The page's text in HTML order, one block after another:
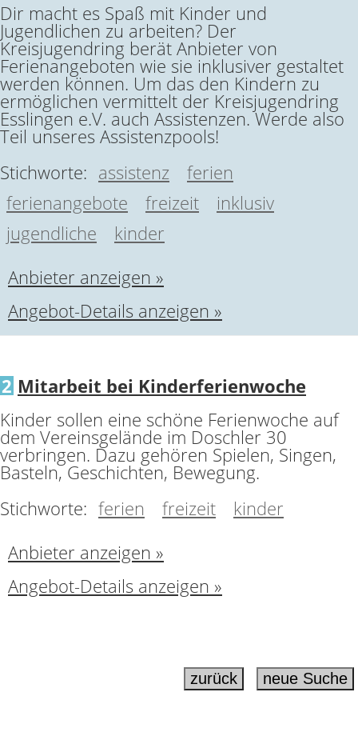
Dir macht es Spaß mit Kinder und
Jugendlichen zu arbeiten? Der
Kreisjugendring berät Anbieter von
Ferienangeboten wie sie inklusiver gestaltet
werden können. Um das den Kindern zu
ermöglichen vermittelt der Kreisjugendring
Esslingen e.V. auch Assistenzen. Werde also
Teil unseres Assistenzpools!
Stichworte: assistenz
ferien
ferienangebote
freizeit
inklusiv
jugendliche
kinder
Anbieter anzeigen »
Angebot-Details anzeigen »
2 Mitarbeit bei Kinderferienwoche
Kinder sollen eine schöne Ferienwoche auf
dem Vereinsgelände im Doschler 30
verbringen. Dazu gehören Spielen, Singen,
Basteln, Geschichten, Bewegung.
Stichworte: ferien freizeit
kinder
Anbieter anzeigen »
Angebot-Details anzeigen »